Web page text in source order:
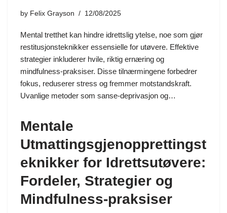
by Felix Grayson 12/08/2025
Mental tretthet kan hindre idrettslig ytelse, noe som gjør
restitusjonsteknikker essensielle for utøvere. Effektive
strategier inkluderer hvile, riktig ernæring og
mindfulness-praksiser. Disse tilnærmingene forbedrer
fokus, reduserer stress og fremmer motstandskraft.
Uvanlige metoder som sanse-deprivasjon og…
Mentale
Utmattingsgjenopprettingst
eknikker for Idrettsutøvere:
Fordeler, Strategier og
Mindfulness-praksiser